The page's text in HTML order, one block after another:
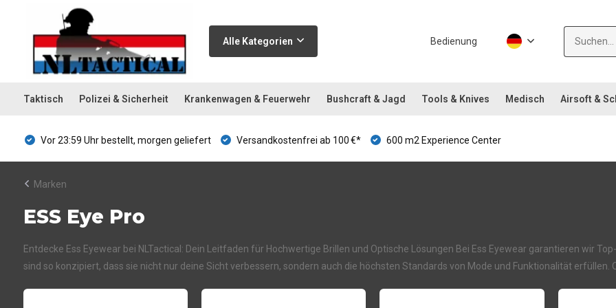
Alle Kategorien Bedienung
Taktisch Polizei & Sicherheit Krankenwagen & Feuerwehr Bushcraft & Jagd Tools & Knives Medisch Airsoft &
Vor 23:59 Uhr bestellt, morgen geliefert Versandkostenfrei ab 100 €* 600 m2 Experience Center
Marken
ESS Eye Pro
Entdecke Ess Eyewear bei NLTactical: Dein Leitfaden für Hochwertige Brillen und Optische Lösungen Bei Ess Eyewear garantieren wir
sind so konzipiert, dass sie nicht nur deine Sicht verbessern, sondern auch die höchsten Standards von Mode und Funktionalität erfüllen.